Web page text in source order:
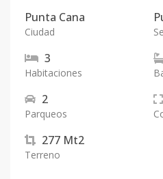
Punta Cana
Ciudad
3
Habitaciones
2
Parqueos
277 Mt2
Terreno